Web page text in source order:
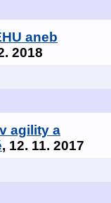
aneb
2018
agility a
, 12. 11. 2017